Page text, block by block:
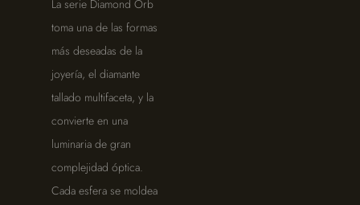
La serie Diamond Orb
toma una de las formas
más deseadas de la
joyería, el diamante
tallado multifaceta, y la
convierte en una
luminaria de gran
complejidad óptica.
Cada esfera se moldea